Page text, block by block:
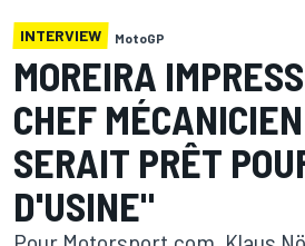
INTERVIEW MotoGP
MOREIRA
CHEF
SERAIT PRÊT
D'USINE"